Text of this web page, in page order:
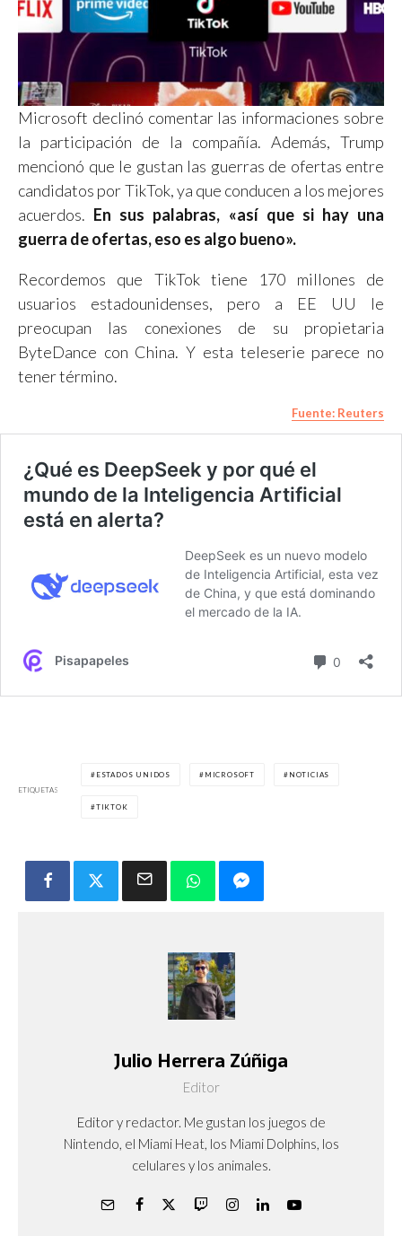
Microsoft declinó comentar las informaciones sobre
la participación de la compañía. Además, Trump
mencionó que le gustan las guerras de ofertas entre
candidatos por TikTok, ya que conducen a los mejores
acuerdos. En sus palabras, «así que si hay una
guerra de ofertas, eso es algo bueno».
Recordemos que TikTok tiene 170 millones de
usuarios estadounidenses, pero a EE UU le
preocupan las conexiones de su propietaria
ByteDance con China. Y esta teleserie parece no
tener término.
Fuente: Reuters
ETIQUETAS
ESTADOS UNIDOS MICROSOFT NOTICIAS
TIKTOK
Julio Herrera Zúñiga
Editor
Editor y redactor. Me gustan los juegos de
Nintendo, el Miami Heat, los Miami Dolphins, los
celulares y los animales.